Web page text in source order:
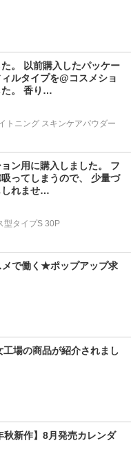
。 以前購入したパッケー
ルタイプを@コスメショ
た。 香り…
トニング スキンケアパウダー
ン用に購入しました。 フ
ってしまうので、 少量づ
しれませ…
型タイプS 30P
で働く★ポップアップ求
場の商品が紹介されまし
新作】8月発売カレンダ